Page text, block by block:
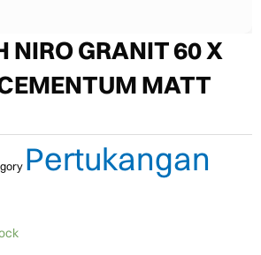
NIRO GRANIT 60 X
MATT
Pertukangan